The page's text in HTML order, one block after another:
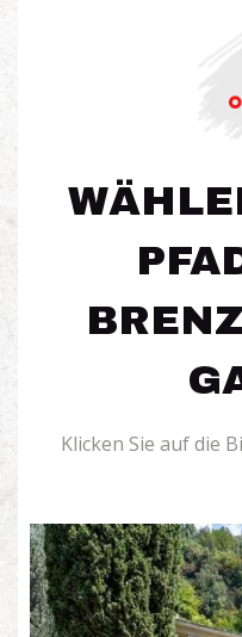
Klicken Sie auf die